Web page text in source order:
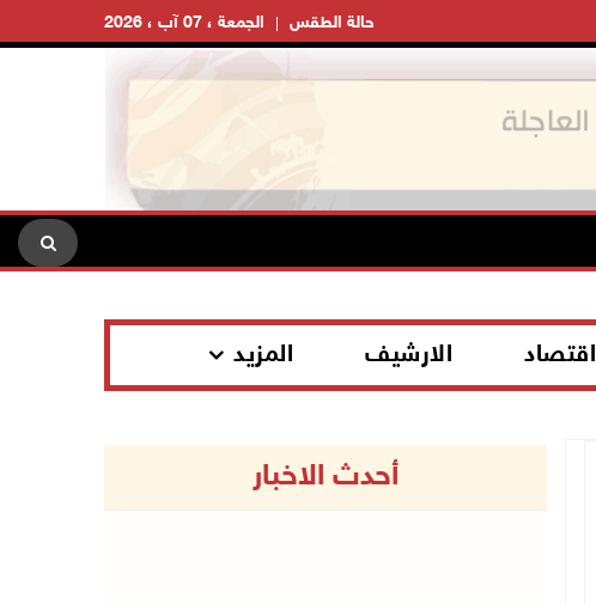
الجمعة ، 07 آب ، 2026 حالة الطقس
اقتصاد الارشيف المزيد
أحدث الاخبار